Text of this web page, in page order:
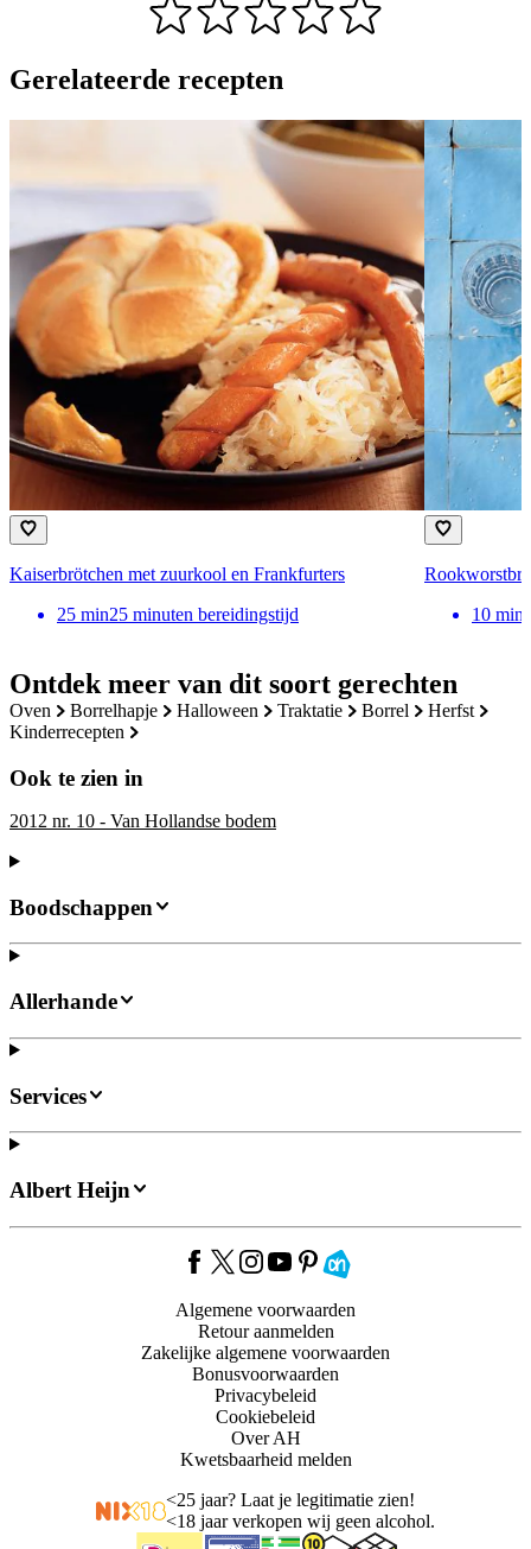
Ontdek meer van dit soort gerechten
oven borrelhapje halloween traktatie borrel
herfst
kinderrecepten
Ook te zien in
2012 nr. 10 - Van Hollandse bodem
Gerelateerde recepten
Kaiserbrötchen met zuurkool en Frankfurters
25 min25 minuten bereidingstijd
10 min
Boodschappen
Allerhande
Services
Albert Heijn
Algemene voorwaarden
Retour aanmelden
Zakelijke algemene voorwaarden
Bonusvoorwaarden
Privacybeleid
Cookiebeleid
Over AH
Kwetsbaarheid melden
<25 jaar? Laat je legitimatie zien!
<18 jaar verkopen wij geen alcohol.